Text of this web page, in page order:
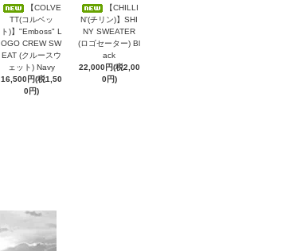
【COLVE
TT(コルベッ
ト)】"Emboss" L
OGO CREW SW
EAT (クルースウ
ェット) Navy
16,500円(税1,50
0円)
【CHILLI
N'(チリン)】SHI
NY SWEATER
(ロゴセーター) Bl
ack
22,000円(税2,00
0円)